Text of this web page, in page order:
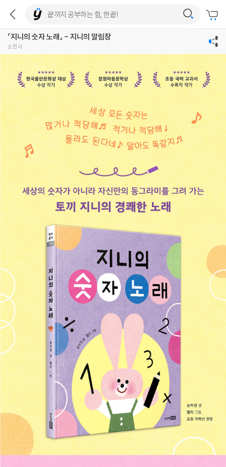
『지니의 숫자 노래』 - 지니의 알림장
소진시